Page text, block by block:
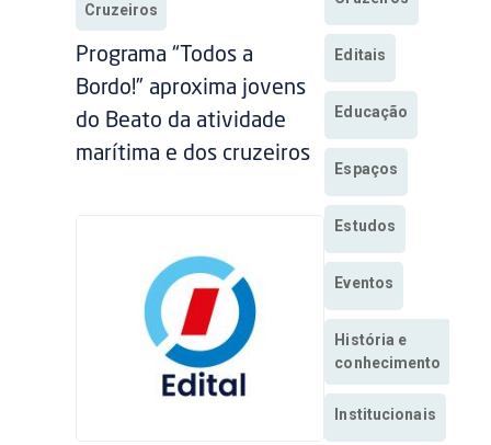
Cruzeiros
Programa “Todos a
Bordo!” aproxima jovens
do Beato da atividade
marítima e dos cruzeiros
Editais
Educação
Espaços
Estudos
Eventos
História e
conhecimento
Institucionais